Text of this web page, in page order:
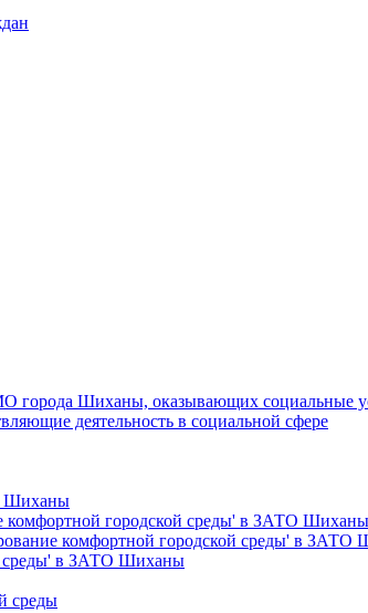
города Шиханы, оказывающих социальные
деятельность в социальной сфере
Шиханы
комфортной городской среды' в ЗАТО Шиханы
комфортной городской среды' в ЗАТО
среды' в ЗАТО Шиханы
среды